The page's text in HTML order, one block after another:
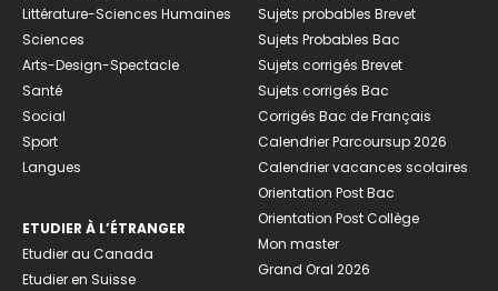
Littérature-Sciences Humaines
Sciences
Arts-Design-Spectacle
Santé
Social
Sport
Langues
ETUDIER À L’ÉTRANGER
Etudier au Canada
Etudier en Suisse
Sujets probables Brevet
Sujets Probables Bac
Sujets corrigés Brevet
Sujets corrigés Bac
Corrigés Bac de Français
Calendrier Parcoursup 2026
Calendrier vacances scolaires
Orientation Post Bac
Orientation Post Collège
Mon master
Grand Oral 2026